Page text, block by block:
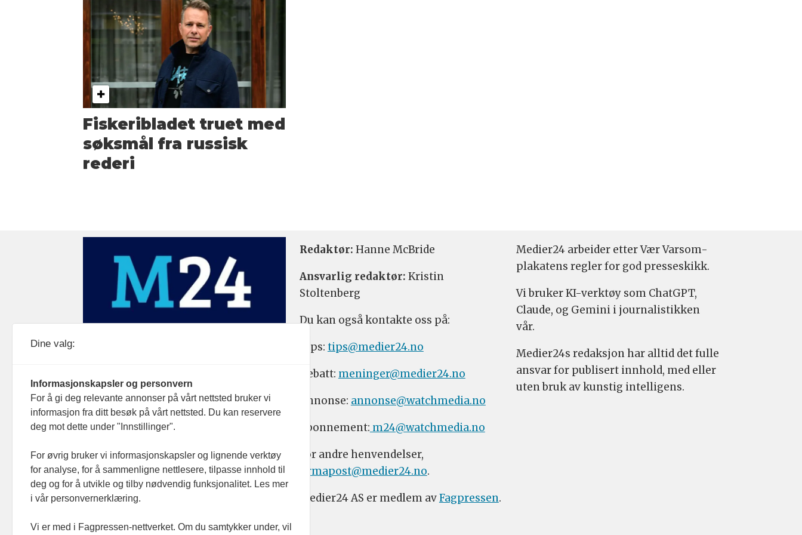
Fiskeribladet truet med
søksmål fra russisk
rederi
Redaktør: Hanne McBride
Ansvarlig redaktør: Kristin
Stoltenberg
Du kan også kontakte oss på:
Tips: tips@medier24.no
Debatt: meninger@medier24.no
Annonse: annonse@watchmedia.no
Abonnement: m24@watchmedia.no
For andre henvendelser,
firmapost@medier24.no.
Medier24 AS er medlem avFagpressen.
Medier24 arbeider etter Vær Varsom-
plakatens regler for god presseskikk.
Vi bruker KI-verktøy som ChatGPT,
Claude, og Gemini i journalistikken
vår.
Medier24s redaksjon har alltid det fulle
ansvar for publisert innhold, med eller
uten bruk av kunstig intelligens.
Dine valg:
Informasjonskapsler og personvern
For å gi deg relevante annonser på vårt nettsted bruker vi
informasjon fra ditt besøk på vårt nettsted. Du kan reservere
deg mot dette under "Innstillinger".
For øvrig bruker vi informasjonskapsler og lignende verktøy
for analyse, for å sammenligne nettlesere, tilpasse innhold til
deg og for å utvikle og tilby nødvendig funksjonalitet. Les mer
i vår personvernerklæring.
Vi er med i Fagpressen-nettverket. Om du samtykker under, vil